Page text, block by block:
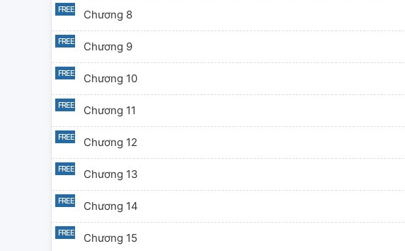
Chương 8
Chương 9
Chương 10
Chương 11
Chương 12
Chương 13
Chương 14
Chương 15